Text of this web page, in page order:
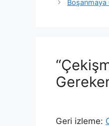
Boşanmaya
Geri izleme: